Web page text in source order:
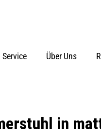
Service Über Uns
in